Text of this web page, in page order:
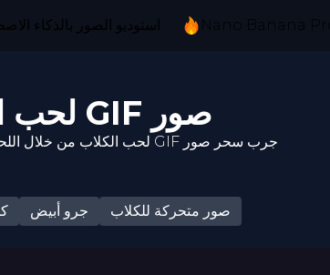
Nano Banana Pro استوديو الصور بالذكاء
صور GIF لحب الكلاب: قصص عاطفة غير مشروطة
جرب سحر صور GIF لحب الكلاب من خلال اللحظات المؤثرة! كل مشروع قلبي يظهر إخلاصًا نقيًا. شارك مقاطع مؤثرة تلامس القلوب بعمق!
صور متحركة للكلاب جرو أبيض